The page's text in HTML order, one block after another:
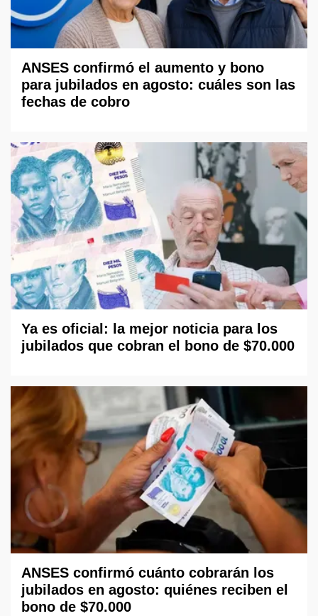
ANSES confirmó el aumento y bono
para jubilados en agosto: cuáles son las
fechas de cobro
Ya es oficial: la mejor noticia para los
jubilados que cobran el bono de $70.000
ANSES confirmó cuánto cobrarán los
jubilados en agosto: quiénes reciben el
bono de $70.000